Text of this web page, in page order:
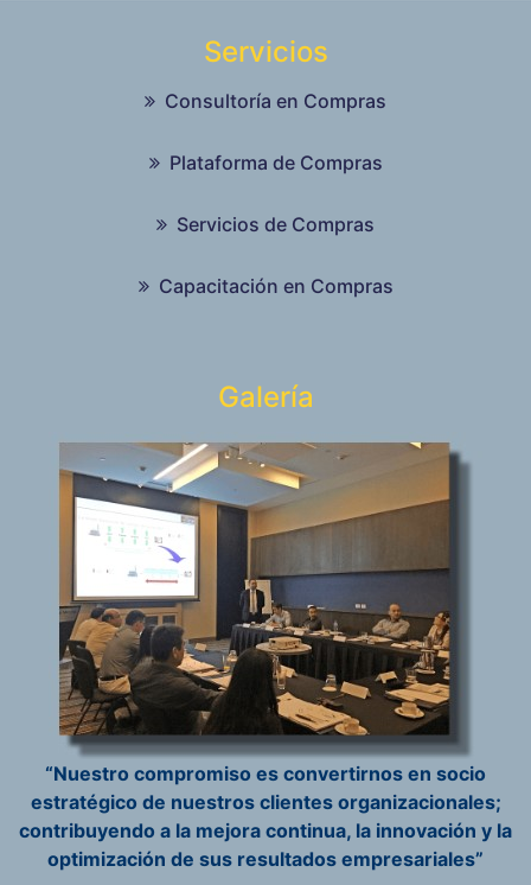
Servicios
Consultoría en Compras
Plataforma de Compras
Servicios de Compras
Capacitación en Compras
Galería
“Nuestro compromiso es convertirnos en socio
estratégico de nuestros clientes organizacionales;
contribuyendo a la mejora continua, la innovación y la
optimización de sus resultados empresariales”